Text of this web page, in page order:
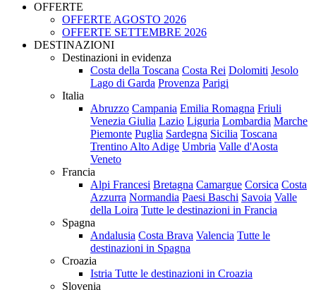
OFFERTE
OFFERTE AGOSTO 2026
OFFERTE SETTEMBRE 2026
DESTINAZIONI
Destinazioni in evidenza
Costa della Toscana Costa Rei Dolomiti Jesolo
Lago di Garda Provenza Parigi
Italia
Abruzzo Campania Emilia Romagna Friuli
Venezia Giulia Lazio Liguria Lombardia Marche
Piemonte Puglia Sardegna Sicilia Toscana
Trentino Alto Adige Umbria Valle d'Aosta
Veneto
Francia
Alpi Francesi Bretagna Camargue Corsica Costa
Azzurra Normandia Paesi Baschi Savoia Valle
della Loira Tutte le destinazioni in Francia
Spagna
Andalusia Costa Brava Valencia Tutte le
destinazioni in Spagna
Croazia
Istria Tutte le destinazioni in Croazia
Slovenia